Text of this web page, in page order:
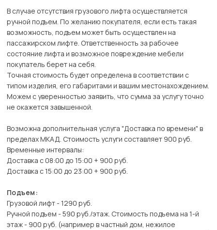
В случае отсутствия грузового лифта осуществляется
ручной подъем. По желанию покупателя, если есть такая
возможность, подъем может быть осуществлен на
пассажирском лифте. Ответственность за рабочее
состояние лифта и возможное повреждение мебели
покупатель берет на себя.
Точная стоимость будет определена в соответствии с
типом изделия, его габаритами и вашим местонахождением.
Можем с уверенностью заявить, что сумма за услугу точно
не окажется завышенной.
Возможна дополнительная услуга "Доставка по времени" в
пределах МКАД. Стоимость услуги составляет 900 руб.
Временные интервалы:
Доставка с 08:00 до 15:00 + 900 руб.
Доставка с 15:00 до 23:00 + 900 руб.
Подъем:
Грузовой лифт - 1290 руб.
Ручной подъем - 590 руб./этаж. Стоимость подъема на 1-й
этаж - 900 руб. (например в частный дом, нежилое